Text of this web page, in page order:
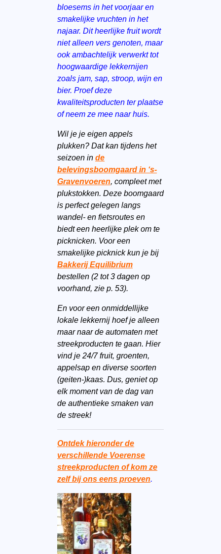
bloesems in het voorjaar en
smakelijke vruchten in het
najaar. Dit heerlijke fruit wordt
niet alleen vers genoten, maar
ook ambachtelijk verwerkt tot
hoogwaardige lekkernijen
zoals jam, sap, stroop, wijn en
bier. Proef deze
kwaliteitsproducten ter plaatse
of neem ze mee naar huis.
Wil je je eigen appels
plukken? Dat kan tijdens het
seizoen in de
belevingsboomgaard in ‘s-
Gravenvoeren, compleet met
plukstokken. Deze boomgaard
is perfect gelegen langs
wandel- en fietsroutes en
biedt een heerlijke plek om te
picknicken. Voor een
smakelijke picknick kun je bij
Bakkerij Equilibrium
bestellen (2 tot 3 dagen op
voorhand, zie p. 53).
En voor een onmiddellijke
lokale lekkernij hoef je alleen
maar naar de automaten met
streekproducten te gaan. Hier
vind je 24/7 fruit, groenten,
appelsap en diverse soorten
(geiten-)kaas. Dus, geniet op
elk moment van de dag van
de authentieke smaken van
de streek!
Ontdek hieronder de
verschillende Voerense
streekproducten of kom ze
zelf bij ons eens proeven.